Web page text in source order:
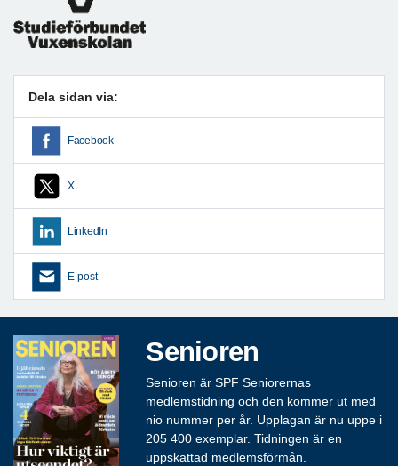
Dela sidan via:
Facebook
X
LinkedIn
E-post
Senioren
Senioren är SPF Seniorernas
medlemstidning och den kommer ut med
nio nummer per år. Upplagan är nu uppe i
205 400 exemplar. Tidningen är en
uppskattad medlemsförmån.